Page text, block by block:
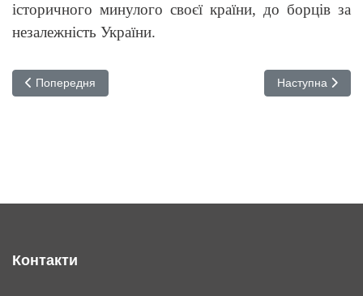
історичного минулого своєї країни, до борців за
незалежність України.
Попередня стаття: Олімпіада з основ медичної інформатики у
Попередня Наступна
Наступна
Контакти